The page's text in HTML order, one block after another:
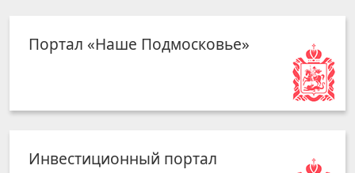
Портал «Наше Подмосковье»
Инвестиционный портал